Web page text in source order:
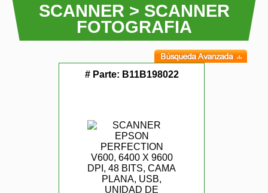
SCANNER > SCANNER
FOTOGRAFIA
# Parte: B11B198022